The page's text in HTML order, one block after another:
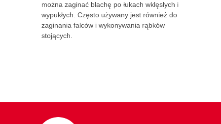
można zaginać blachę po łukach wklęsłych i
wypukłych. Często używany jest również do
zaginania falców i wykonywania rąbków
stojących.